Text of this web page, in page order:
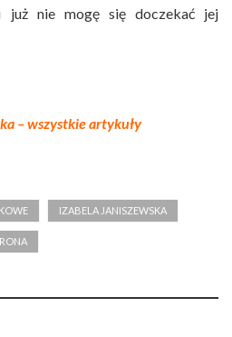
nie mogę się doczekać jej
– wszystkie artykuły
IZABELA JANISZEWSKA